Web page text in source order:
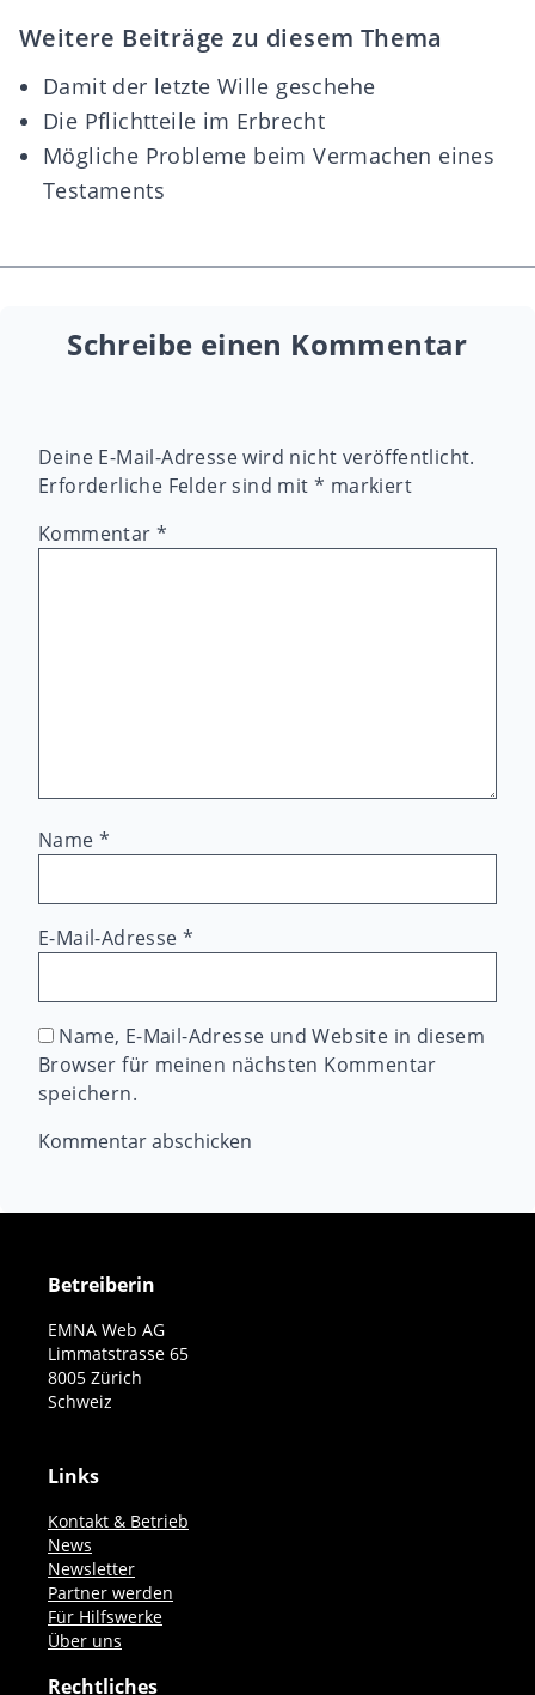
Weitere Beiträge zu diesem Thema
Damit der letzte Wille geschehe
Die Pflichtteile im Erbrecht
Mögliche Probleme beim Vermachen eines
Testaments
Schreibe einen Kommentar
Deine E-Mail-Adresse wird nicht veröffentlicht.
Erforderliche Felder sind mit * markiert
Kommentar*
Name *
E-Mail-Adresse*
Name, E-Mail-Adresse und Website in diesem
Browser für meinen nächsten Kommentar
speichern.
Betreiberin
EMNA Web AG
Limmatstrasse 65
8005 Zürich
Schweiz
Links
Kontakt & Betrieb
News
Newsletter
Partner werden
Für Hilfswerke
Über uns
Rechtliches